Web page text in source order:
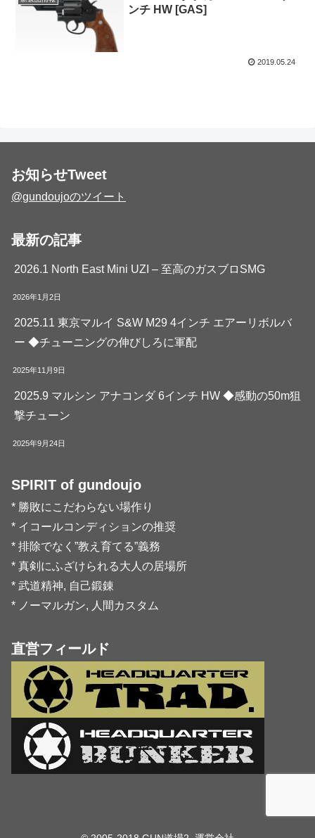
ンチ HW [GAS]
2019.05.24
お知らせTweet
@gundoujoのツイート
最新の記事
2026.1 North East Mini UZI – 至高のガスブロSMG
2026年1月2日
2025.11 東京マルイ S&W M29 4インチ エアーリボルバ
ー ◆チューニングの伸びしろに軍配
2025年11月9日
2025.9 マルシン アナコンダ 6インチ HW ◆感動の50m狙
撃チューン
2025年9月24日
SPIRIT of gundoujo
* 勝敗にこだわらない場作り
* イコールコンディションの推奨
* 排除でなく”教え育てる”義務
* 真剣にふざけられる大人の居場所
* 武道精神, 自己鍛錬
* ノーマルガン, 人間カスタム
直営フィールド